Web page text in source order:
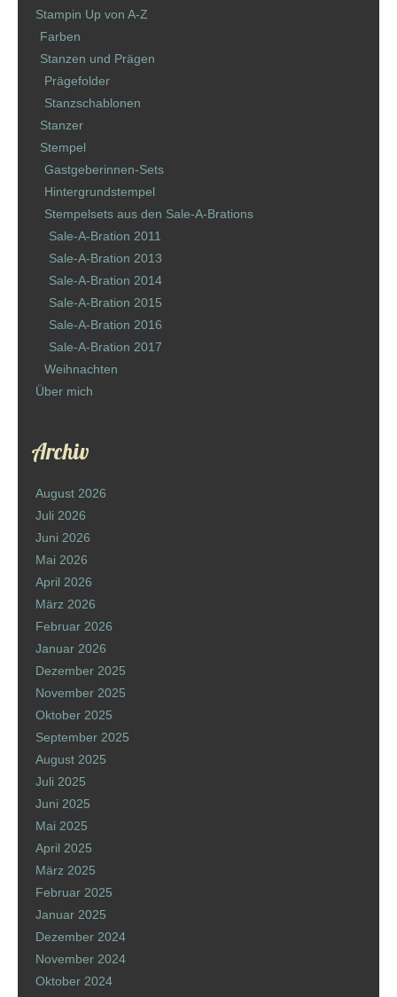
Stampin Up von A-Z
Farben
Stanzen und Prägen
Prägefolder
Stanzschablonen
Stanzer
Stempel
Gastgeberinnen-Sets
Hintergrundstempel
Stempelsets aus den Sale-A-Brations
Sale-A-Bration 2011
Sale-A-Bration 2013
Sale-A-Bration 2014
Sale-A-Bration 2015
Sale-A-Bration 2016
Sale-A-Bration 2017
Weihnachten
Über mich
Archiv
August 2026
Juli 2026
Juni 2026
Mai 2026
April 2026
März 2026
Februar 2026
Januar 2026
Dezember 2025
November 2025
Oktober 2025
September 2025
August 2025
Juli 2025
Juni 2025
Mai 2025
April 2025
März 2025
Februar 2025
Januar 2025
Dezember 2024
November 2024
Oktober 2024